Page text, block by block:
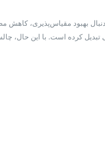
تبدیل کرده است. با این حال،